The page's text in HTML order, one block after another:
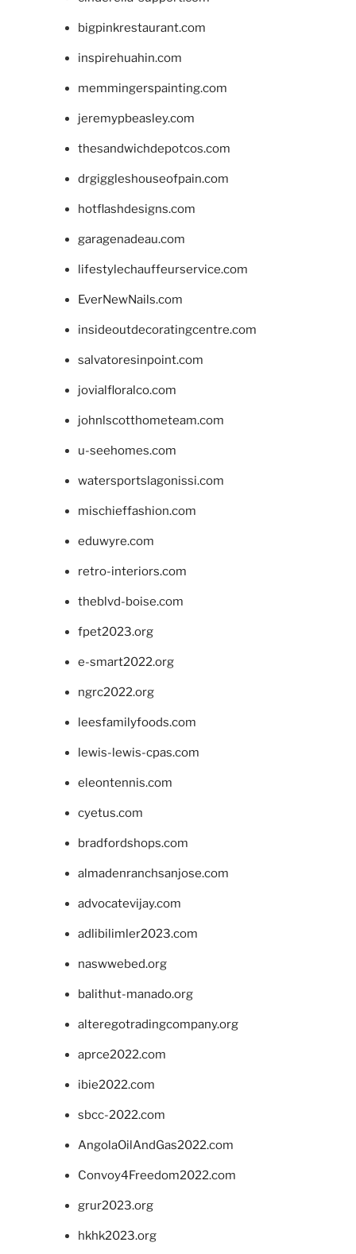
bigpinkrestaurant.com
inspirehuahin.com
memmingerspainting.com
jeremypbeasley.com
thesandwichdepotcos.com
drgiggleshouseofpain.com
hotflashdesigns.com
garagenadeau.com
lifestylechauffeurservice.com
EverNewNails.com
insideoutdecoratingcentre.com
salvatoresinpoint.com
jovialfloralco.com
johnlscotthometeam.com
u-seehomes.com
watersportslagonissi.com
mischieffashion.com
eduwyre.com
retro-interiors.com
theblvd-boise.com
fpet2023.org
e-smart2022.org
ngrc2022.org
leesfamilyfoods.com
lewis-lewis-cpas.com
eleontennis.com
cyetus.com
bradfordshops.com
almadenranchsanjose.com
advocatevijay.com
adlibilimler2023.com
naswwebed.org
balithut-manado.org
alteregotradingcompany.org
aprce2022.com
ibie2022.com
sbcc-2022.com
AngolaOilAndGas2022.com
Convoy4Freedom2022.com
grur2023.org
hkhk2023.org